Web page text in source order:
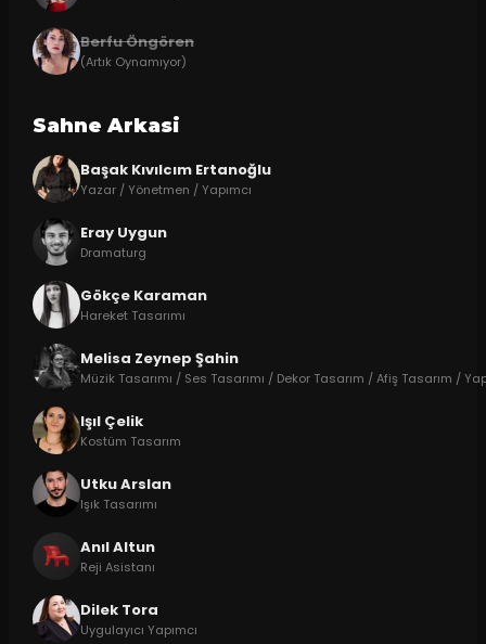
Berfu Öngören
(Artık Oynamıyor)
Sahne Arkasi
Başak Kıvılcım Ertanoğlu
Yazar / Yönetmen / Yapımcı
Eray Uygun
Dramaturg
Gökçe Karaman
Hareket Tasarımı
Melisa Zeynep Şahin
Müzik Tasarımı / Ses Tasarımı / Dekor Tasarım / Afiş Tasarım /
Işıl Çelik
Kostüm Tasarım
Utku Arslan
Işık Tasarımı
Anıl Altun
Reji Asistanı
Dilek Tora
Uygulayıcı Yapımcı